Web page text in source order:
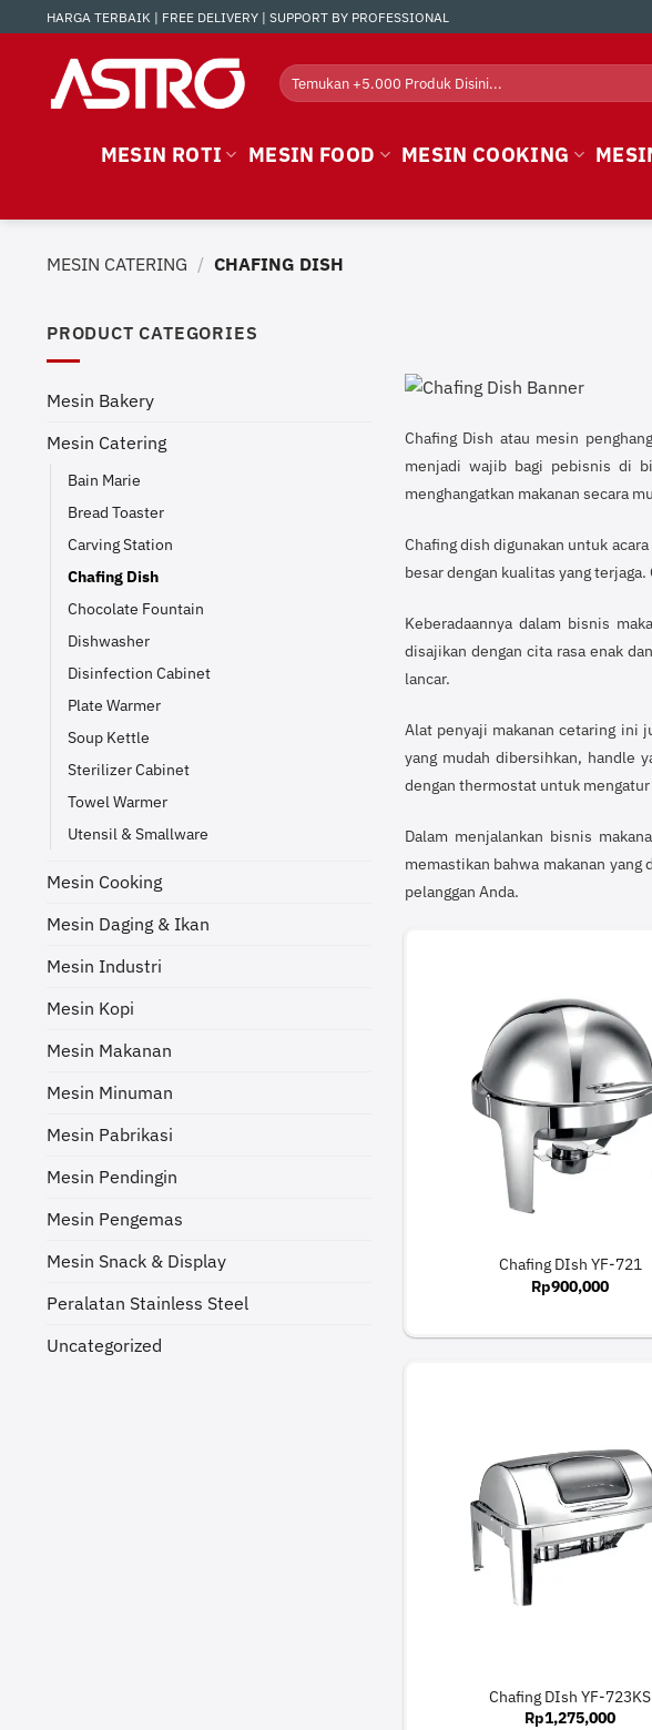
to
HARGA TERBAIK | FREE DELIVERY | SUPPORT BY PROFESSIONAL
Search
for:
MESIN ROTI MESIN FOOD MESIN COOKING
MESIN CATERING / CHAFING DISH
PRODUCT CATEGORIES
Mesin Bakery
Mesin Catering
Bain Marie
Bread Toaster
Carving Station
Chafing Dish
Chocolate Fountain
Dishwasher
Disinfection Cabinet
Plate Warmer
Soup Kettle
Sterilizer Cabinet
Towel Warmer
Utensil & Smallware
Mesin Cooking
Mesin Daging & Ikan
Mesin Industri
Mesin Kopi
Mesin Makanan
Mesin Minuman
Mesin Pabrikasi
Mesin Pendingin
Mesin Pengemas
Mesin Snack & Display
Peralatan Stainless Steel
Uncategorized
Chafing Dish atau mesin
menjadi wajib bagi pebisnis di
menghangatkan makanan secara
Chafing dish digunakan untuk
besar dengan kualitas yang
Keberadaannya dalam bisnis
disajikan dengan cita rasa enak
lancar.
Alat penyaji makanan cetaring ini
yang mudah dibersihkan, handle
dengan thermostat untuk
Dalam menjalankan bisnis
memastikan bahwa makanan
pelanggan Anda.
Chafing DIsh YF-721
Rp900,000
Chafing DIsh YF-723KS
Rp1,275,000